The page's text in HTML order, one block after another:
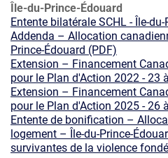
Île-du-Prince-Édouard
Entente bilatérale SCHL - Île-
Addenda – Allocation
Prince-Édouard (PDF)
Extension – Financement
pour le Plan d'Action 2022 - 23
Extension – Financement
pour le Plan d'Action 2025 - 26
Entente de bonification –
logement – Île-du-Prince-
survivantes de la violence